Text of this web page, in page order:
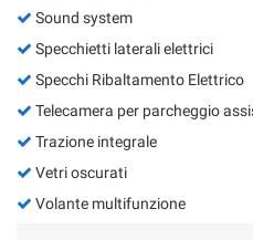
Sound system
Specchietti laterali elettrici
Specchi Ribaltamento Elettrico
Telecamera per parcheggio
Trazione integrale
Vetri oscurati
Volante multifunzione